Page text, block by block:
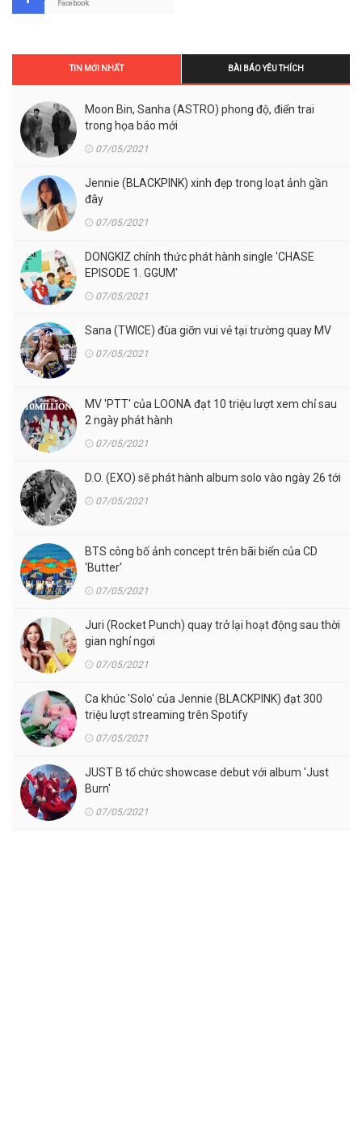
Facebook
TIN MỚI NHẤT BÀI BÁO YÊU THÍCH
Moon Bin, Sanha (ASTRO) phong độ, điển trai
trong họa báo mới
07/05/2021
Jennie (BLACKPINK) xinh đẹp trong loạt ảnh gần
đây
07/05/2021
DONGKIZ chính thức phát hành single 'CHASE
EPISODE 1. GGUM'
07/05/2021
Sana (TWICE) đùa giỡn vui vẻ tại trường quay MV
07/05/2021
MV 'PTT' của LOONA đạt 10 triệu lượt xem chỉ sau
2 ngày phát hành
07/05/2021
D.O. (EXO) sẽ phát hành album solo vào ngày 26 tới
07/05/2021
BTS công bố ảnh concept trên bãi biển của CD
'Butter'
07/05/2021
Juri (Rocket Punch) quay trở lại hoạt động sau thời
gian nghỉ ngơi
07/05/2021
Ca khúc 'Solo' của Jennie (BLACKPINK) đạt 300
triệu lượt streaming trên Spotify
07/05/2021
JUST B tổ chức showcase debut với album 'Just
Burn'
07/05/2021